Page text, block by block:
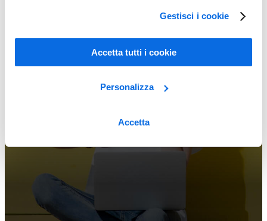
Gestisci i cookie
Accetta tutti i cookie
Personalizza
Accetta